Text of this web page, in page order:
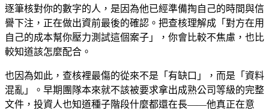
逐筆核對你的數字的人，是因為他已經準備掏自己的時間與信
譽下注，正在做出資前最後的確認。把查核理解成「對方在用
自己的成本幫你壓力測試這個案子」，你會比較不焦慮，也比
較知道該怎麼配合。
也因為如此，查核裡最傷的從來不是「有缺口」，而是「資料
混亂」。早期團隊本來就不該被要求拿出成熟公司等級的完整
文件，投資人也知道種子階段什麼都還在長——他真正在意